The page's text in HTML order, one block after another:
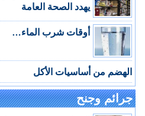
يهدد الصحة العامة
أوقات شرب الماء…
الهضم من أساسيات الأكل
جرائم وجنح